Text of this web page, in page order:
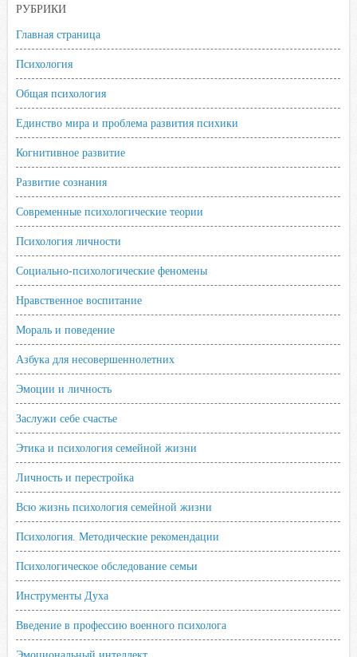
РУБРИКИ
Главная страница
Психология
Общая психология
Единство мира и проблема развития психики
Когнитивное развитие
Развитие сознания
Современные психологические теории
Психология личности
Социально-психологические феномены
Нравственное воспитание
Мораль и поведение
Азбука для несовершеннолетних
Эмоции и личность
Заслужи себе счастье
Этика и психология семейной жизни
Личность и перестройка
Всю жизнь психология семейной жизни
Психология. Методические рекомендации
Психологическое обследование семьи
Инструменты Духа
Введение в профессию военного психолога